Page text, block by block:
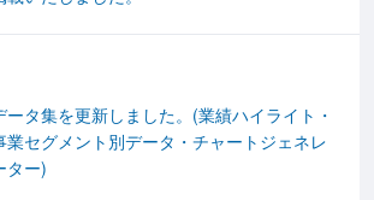
ータ集を更新しました。(業績ハイライト・
業セグメント別データ・チャートジェネレ
ター)